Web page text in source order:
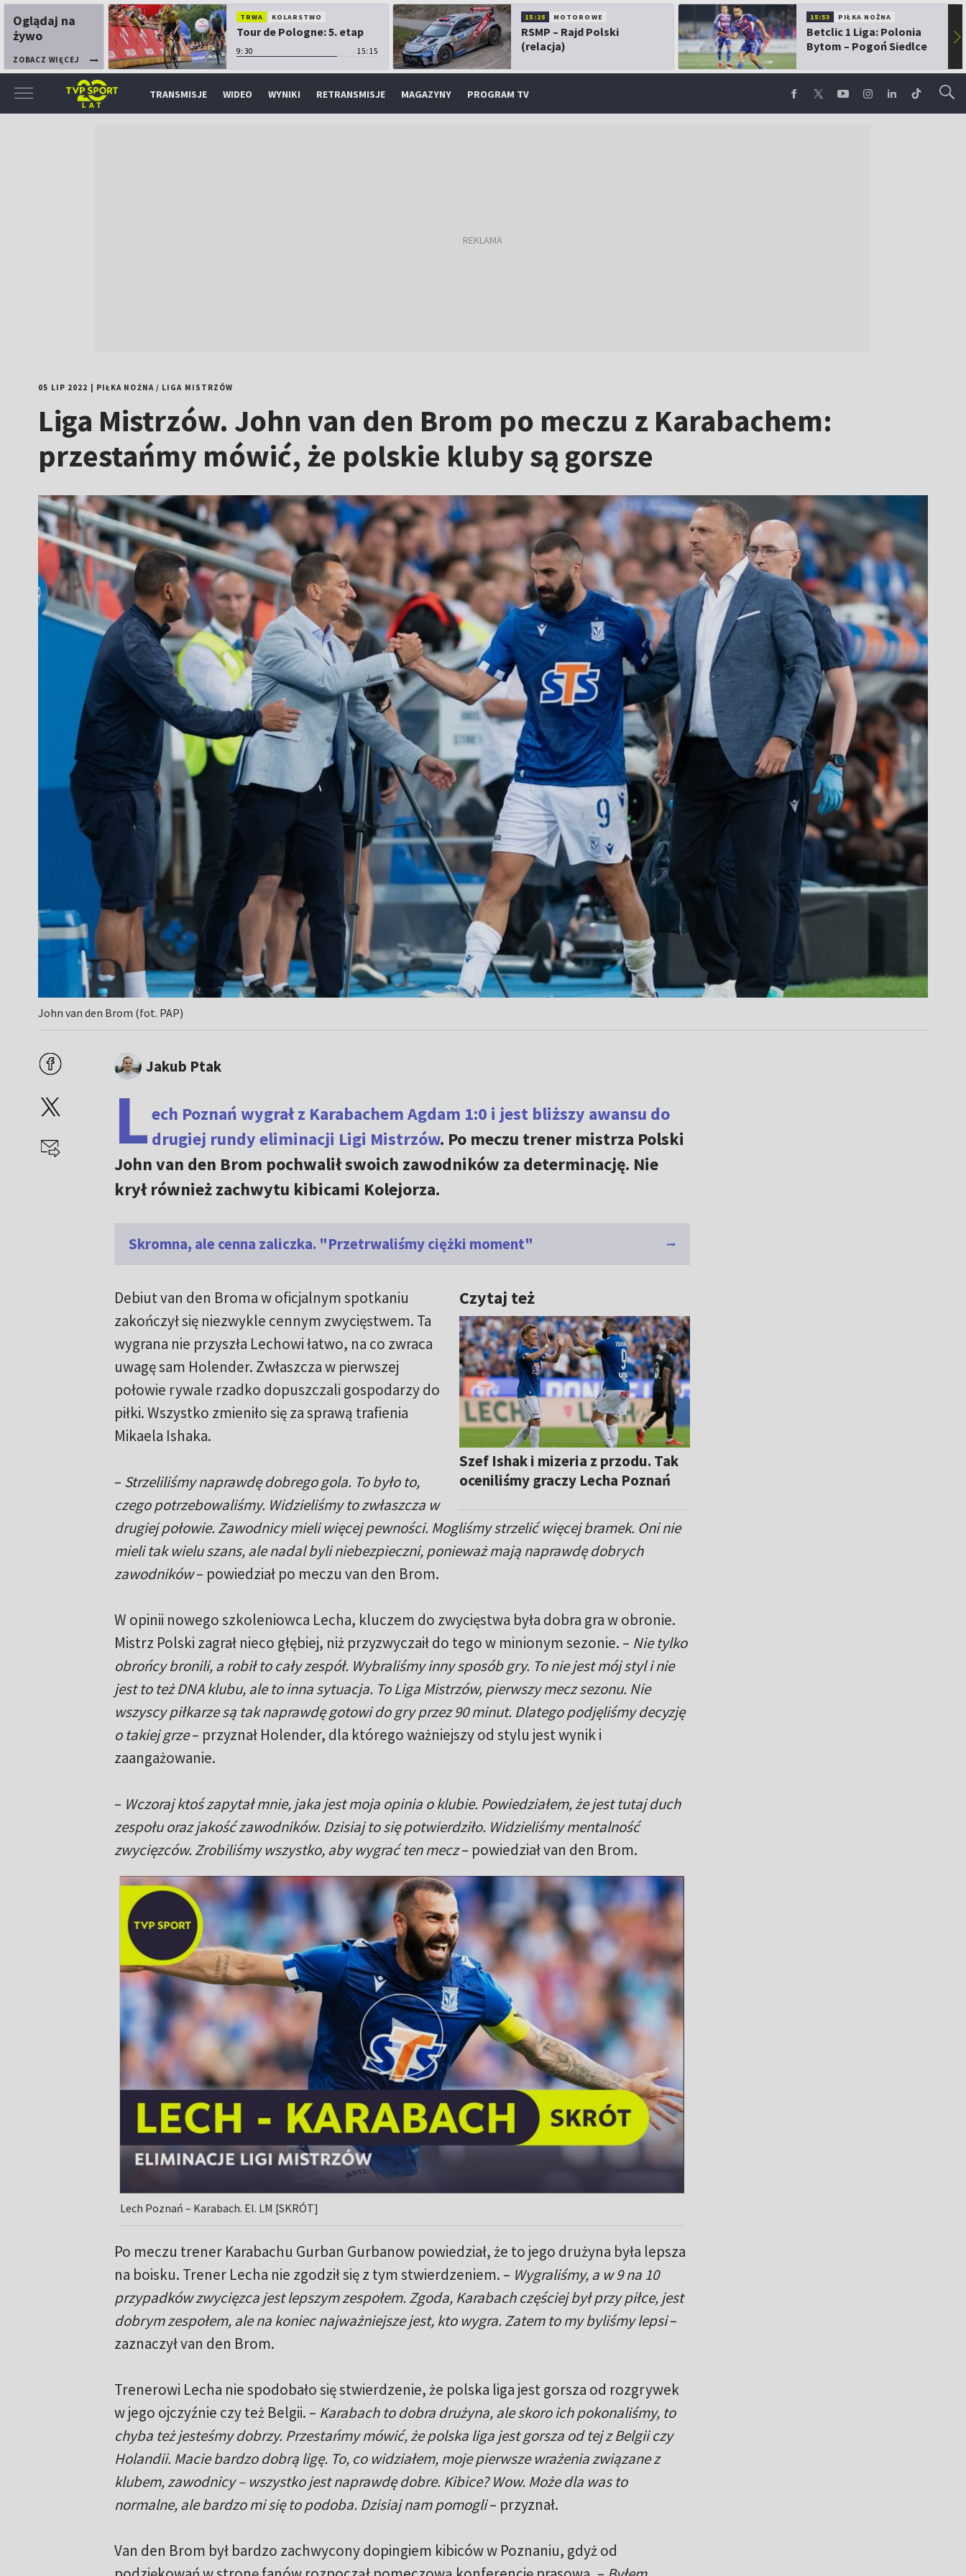
Oglądaj na
żywo
ZOBACZ WIĘCEJ
TRWA KOLARSTWO
Tour de Pologne: 5. etap
9:30 15:15
15:25 MOTOROWE
RSMP – Rajd Polski
(relacja)
15:53 PIŁKA NOŻNA
Betclic 1 Liga: Polonia
Bytom – Pogoń Siedlce
▶
TRANSMISJE WIDEO WYNIKI RETRANSMISJE MAGAZYNY PROGRAM TV
05 LIP 2022 PIŁKA NOŻNA/ LIGA MISTRZÓW
Liga Mistrzów. John van den Brom po meczu z Karabachem:
przestańmy mówić, że polskie kluby są gorsze
John van den Brom (fot. PAP)
Jakub Ptak
Lech Poznań wygrał z Karabachem Agdam 1:0 i jest bliższy awansu do
drugiej rundy eliminacji Ligi Mistrzów. Po meczu trener mistrza Polski
John van den Brom pochwalił swoich zawodników za determinację. Nie
krył również zachwytu kibicami Kolejorza.
Skromna, ale cenna zaliczka. "Przetrwaliśmy ciężki moment"
Czytaj też
Szef Ishak i mizeria z przodu. Tak
oceniliśmy graczy Lecha Poznań
Debiut van den Broma w oficjalnym spotkaniu
zakończył się niezwykle cennym zwycięstwem. Ta
wygrana nie przyszła Lechowi łatwo, na co zwraca
uwagę sam Holender. Zwłaszcza w pierwszej
połowie rywale rzadko dopuszczali gospodarzy do
piłki. Wszystko zmieniło się za sprawą trafienia
Mikaela Ishaka.
– Strzeliliśmy naprawdę dobrego gola. To było to,
czego potrzebowaliśmy. Widzieliśmy to zwłaszcza w
drugiej połowie. Zawodnicy mieli więcej pewności. Mogliśmy strzelić więcej bramek. Oni nie
mieli tak wielu szans, ale nadal byli niebezpieczni, ponieważ mają naprawdę dobrych
zawodników– powiedział po meczu van den Brom.
W opinii nowego szkoleniowca Lecha, kluczem do zwycięstwa była dobra gra w obronie.
Mistrz Polski zagrał nieco głębiej, niż przyzwyczaił do tego w minionym sezonie. – Nie tylko
obrońcy bronili, a robił to cały zespół. Wybraliśmy inny sposób gry. To nie jest mój styl i nie
jest to też DNA klubu, ale to inna sytuacja. To Liga Mistrzów, pierwszy mecz sezonu. Nie
wszyscy piłkarze są tak naprawdę gotowi do gry przez 90 minut. Dlatego podjęliśmy decyzję
o takiej grze– przyznał Holender, dla którego ważniejszy od stylu jest wynik i
zaangażowanie.
– Wczoraj ktoś zapytał mnie, jaka jest moja opinia o klubie. Powiedziałem, że jest tutaj duch
zespołu oraz jakość zawodników. Dzisiaj to się potwierdziło. Widzieliśmy mentalność
zwycięzców. Zrobiliśmy wszystko, aby wygrać ten mecz– powiedział van den Brom.
Lech Poznań – Karabach. El. LM [SKRÓT]
Po meczu trener Karabachu Gurban Gurbanow powiedział, że to jego drużyna była lepsza
na boisku. Trener Lecha nie zgodził się z tym stwierdzeniem. – Wygraliśmy, a w 9 na 10
przypadków zwycięzca jest lepszym zespołem. Zgoda, Karabach częściej był przy piłce, jest
dobrym zespołem, ale na koniec najważniejsze jest, kto wygra. Zatem to my byliśmy lepsi–
zaznaczył van den Brom.
Trenerowi Lecha nie spodobało się stwierdzenie, że polska liga jest gorsza od rozgrywek
w jego ojczyźnie czy też Belgii. – Karabach to dobra drużyna, ale skoro ich pokonaliśmy, to
chyba też jesteśmy dobrzy. Przestańmy mówić, że polska liga jest gorsza od tej z Belgii czy
Holandii. Macie bardzo dobrą ligę. To, co widziałem, moje pierwsze wrażenia związane z
klubem, zawodnicy – wszystko jest naprawdę dobre. Kibice? Wow. Może dla was to
normalne, ale bardzo mi się to podoba. Dzisiaj nam pomogli– przyznał.
Van den Brom był bardzo zachwycony dopingiem kibiców w Poznaniu, gdyż od